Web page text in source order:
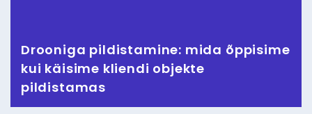
Drooniga pildistamine: mida õppisime
kui käisime kliendi objekte
pildistamas